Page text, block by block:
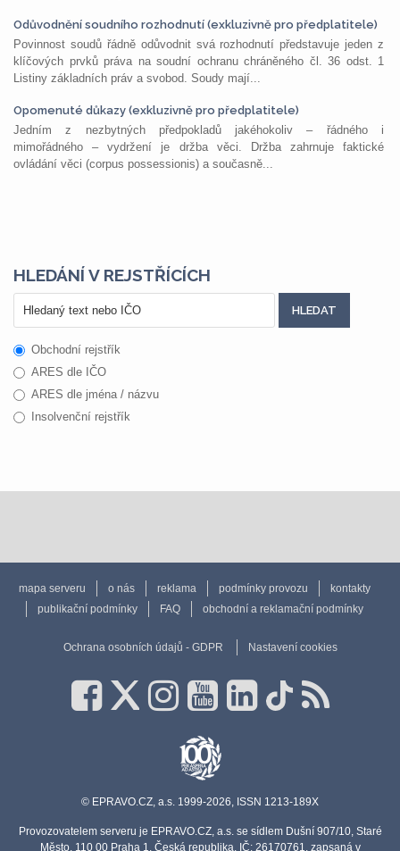
Odůvodnění soudního rozhodnutí (exkluzivně pro předplatitele)
Povinnost soudů řádně odůvodnit svá rozhodnutí představuje jeden z
klíčových prvků práva na soudní ochranu chráněného čl. 36 odst. 1
Listiny základních práv a svobod. Soudy mají...
Opomenuté důkazy (exkluzivně pro předplatitele)
Jedním z nezbytných předpokladů jakéhokoliv – řádného i
mimořádného – vydržení je držba věci. Držba zahrnuje faktické
ovládání věci (corpus possessionis) a současně...
HLEDÁNÍ V REJSTŘÍCÍCH
Obchodní rejstřík
ARES dle IČO
ARES dle jména / názvu
Insolvenční rejstřík
mapa serveru o nás reklama podmínky provozu
kontakty
publikační podmínky
FAQ obchodní a reklamační podmínky
Ochrana osobních údajů - GDPR Nastavení cookies
© EPRAVO.CZ, a.s. 1999-2026, ISSN 1213-189X
Provozovatelem serveru je EPRAVO.CZ, a.s. se sídlem Dušní 907/10, Staré
Město, 110 00 Praha 1, Česká republika, IČ: 26170761, zapsaná v